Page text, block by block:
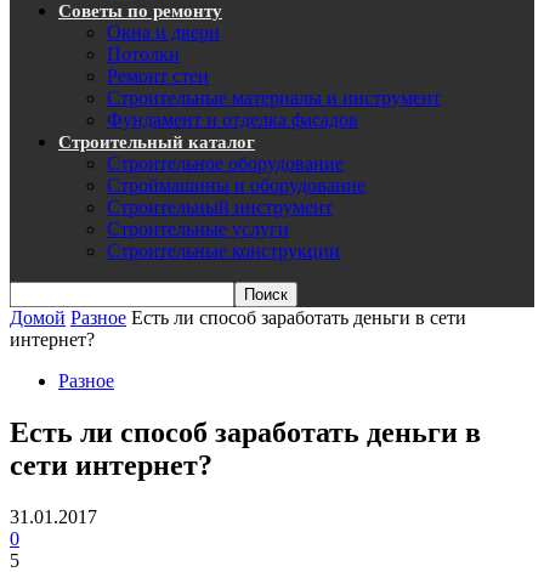
Советы по ремонту
Окна и двери
Потолки
Ремонт стен
Строительные материалы и инструмент
Фундамент и отделка фасадов
Строительный каталог
Строительное оборудование
Строймашины и оборудование
Строительный инструмент
Строительные услуги
Строительные конструкции
Домой Разное Есть ли способ заработать деньги в сети
интернет?
Разное
Есть ли способ заработать деньги в
сети интернет?
31.01.2017
0
5